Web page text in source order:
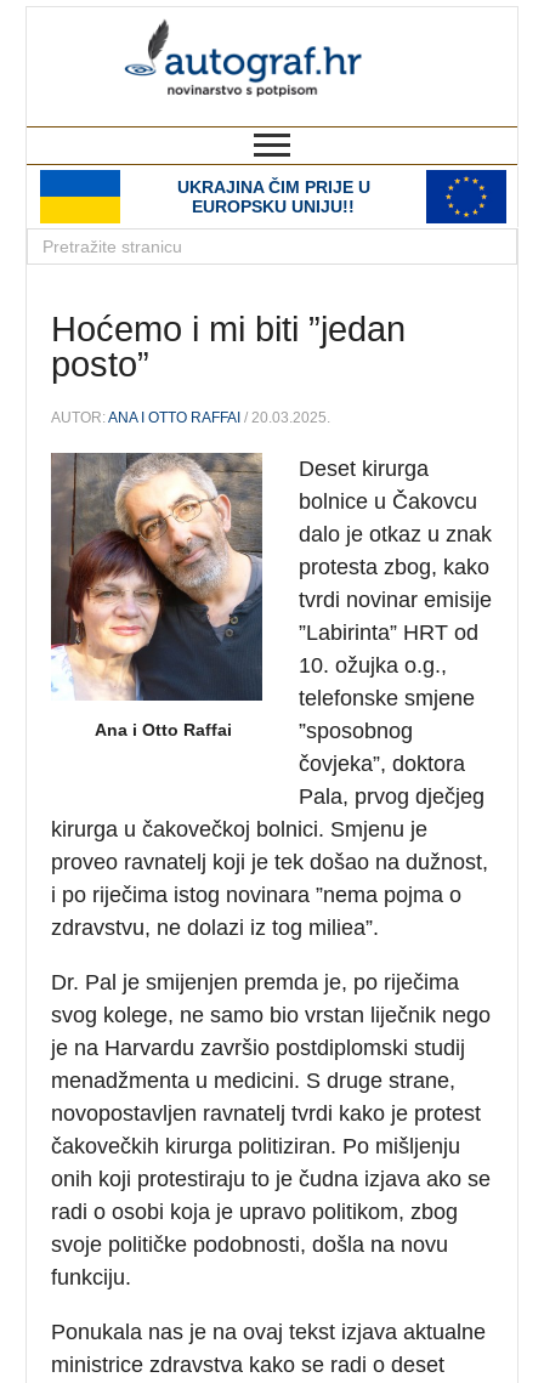
UKRAJINA ČIM PRIJE U
EUROPSKU UNIJU!!
Hoćemo i mi biti ”jedan
posto”
AUTOR:ANA I OTTO RAFFAI / 20.03.2025.
Ana i Otto Raffai
Deset kirurga
bolnice u Čakovcu
dalo je otkaz u znak
protesta zbog, kako
tvrdi novinar emisije
”Labirinta” HRT od
10. ožujka o.g.,
telefonske smjene
”sposobnog
čovjeka”, doktora
Pala, prvog dječjeg
kirurga u čakovečkoj bolnici. Smjenu je
proveo ravnatelj koji je tek došao na dužnost,
i po riječima istog novinara ”nema pojma o
zdravstvu, ne dolazi iz tog miliea”.
Dr. Pal je smijenjen premda je, po riječima
svog kolege, ne samo bio vrstan liječnik nego
je na Harvardu završio postdiplomski studij
menadžmenta u medicini. S druge strane,
novopostavljen ravnatelj tvrdi kako je protest
čakovečkih kirurga politiziran. Po mišljenju
onih koji protestiraju to je čudna izjava ako se
radi o osobi koja je upravo politikom, zbog
svoje političke podobnosti, došla na novu
funkciju.
Ponukala nas je na ovaj tekst izjava aktualne
ministrice zdravstva kako se radi o deset